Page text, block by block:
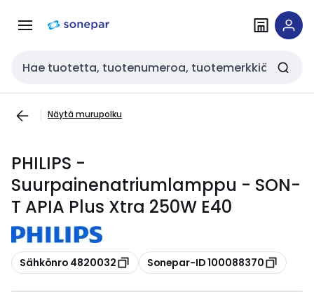
navigointiinsisältöön
Haku
Näytä murupolku
PHILIPS -
Suurpainenatriumlamppu - SON-
T APIA Plus Xtra 250W E40
Kopioi
Sähkönro 4820032 Kopioi
Sonepar-ID 100088370